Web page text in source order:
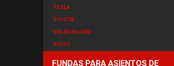
TESLA
TOYOTA
VOLKSWAGEN
VOLVO
FUNDAS PARA ASIENTOS DE